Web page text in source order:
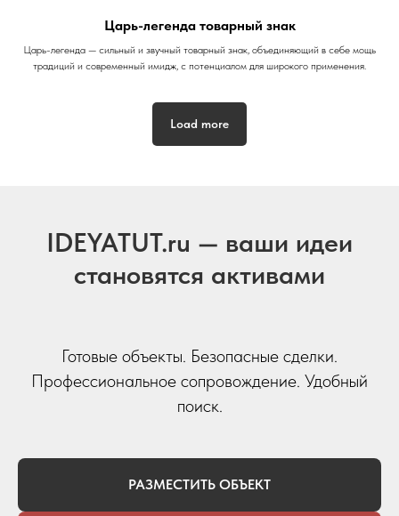
Царь-легенда товарный знак
Царь-легенда — сильный и звучный товарный знак, объединяющий в себе мощь
традиций и современный имидж, с потенциалом для широкого применения.
Load more
IDEYATUT.ru — ваши идеи
становятся активами
Готовые объекты. Безопасные сделки.
Профессиональное сопровождение. Удобный
поиск.
РАЗМЕСТИТЬ ОБЪЕКТ